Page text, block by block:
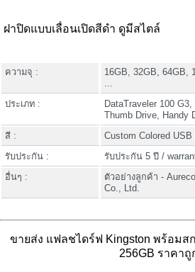
ฝาปิดแบบเลื่อนเปิดสีดำ ดูมีสไตล์
ความจุ :
16GB, 32GB, 64GB,
...
ประเภท :
DataTraveler 100
Thumb Drive, Handy
สี :
Custom Colored
รับประกัน :
รับประกัน 5 ปี /
อื่นๆ :
ตัวอย่างลูกค้า -
Co., Ltd.
ขายส่ง แฟลชไดร์ฟ Kingston พร้อมส
256GB ราคาถู